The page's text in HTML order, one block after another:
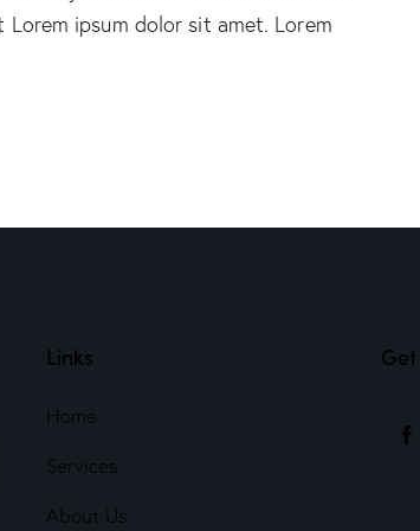
ipsum dolor sit amet. Lorem
Links
Home
Services
About Us
Get